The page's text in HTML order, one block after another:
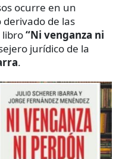
ocurre en un
de las
libro“Ni venganza ni
jurídico de la
.